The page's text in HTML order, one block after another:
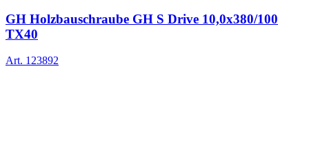
GH Holzbauschraube GH S Drive 10,0x380/100
TX40
Art. 123892